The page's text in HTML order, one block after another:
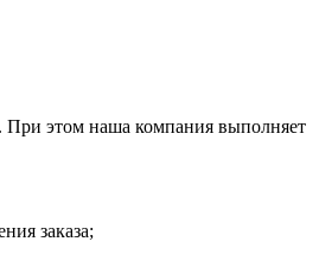
При этом наша компания выполняет
заказа;